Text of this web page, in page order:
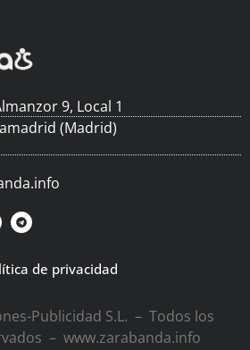
9, Local 1
(Madrid)
de privacidad
Publicidad S.L. – Todos los
– www.zarabanda.info